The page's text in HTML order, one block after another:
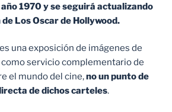
1970 y se seguirá actualizando
de Los Oscar de Hollywood.
es una exposición de imágenes de
servicio complementario de
el mundo del cine,no un punto de
de dichos carteles.